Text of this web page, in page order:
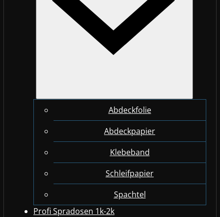
Abdeckfolie
Abdeckpapier
Klebeband
Schleifpapier
Spachtel
Profi Spradosen 1k-2k